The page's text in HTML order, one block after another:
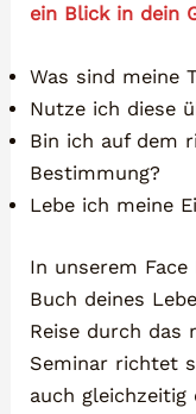
ein Blick in dein
Was sind meine
Nutze ich diese
Bin ich auf dem
Bestimmung?
Lebe ich meine
In unserem Face
Buch deines
Reise durch das
Seminar richtet
auch gleichzeitig